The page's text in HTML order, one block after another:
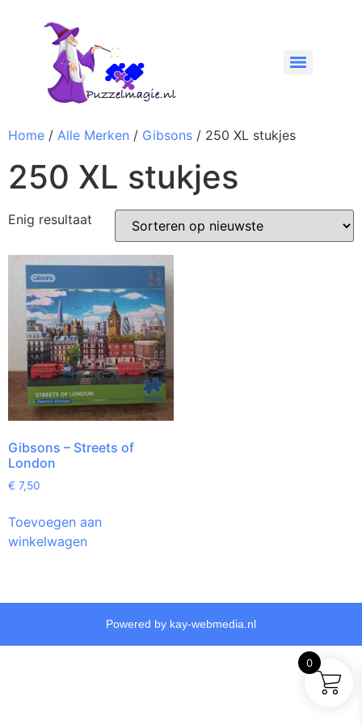
Home / Alle Merken / Gibsons / 250 XL stukjes
250 XL stukjes
Enig resultaat
Gibsons – Streets of
London
€ 7,50
Toevoegen aan
winkelwagen
Powered by kay-webmedia.nl
0